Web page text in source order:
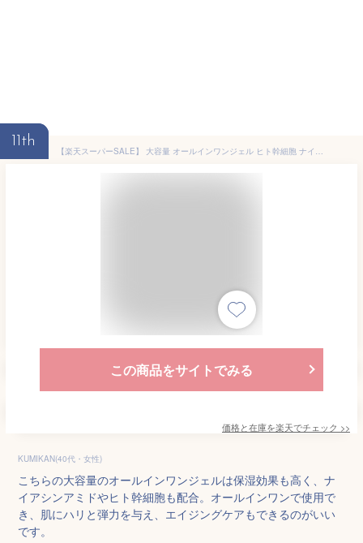
11th
【楽天スーパーSALE】 大容量 オールインワンジェル ヒト幹細胞 ナイアシンアミド 250g オールインワンゲル 敏感肌 メンズ 保湿ジェル オールインワン 化粧品 エイジングケア 肌荒れケア 毛穴 ハリ 弾力 予防美容 肌 保湿 プレゼント ギフト 日本製 送料無料
この商品をサイトでみる
価格と在庫を楽天でチェック >>
KUMIKAN(40代・女性)
こちらの大容量のオールインワンジェルは保湿効果も高く、ナ
イアシンアミドやヒト幹細胞も配合。オールインワンで使用で
き、肌にハリと弾力を与え、エイジングケアもできるのがいい
です。